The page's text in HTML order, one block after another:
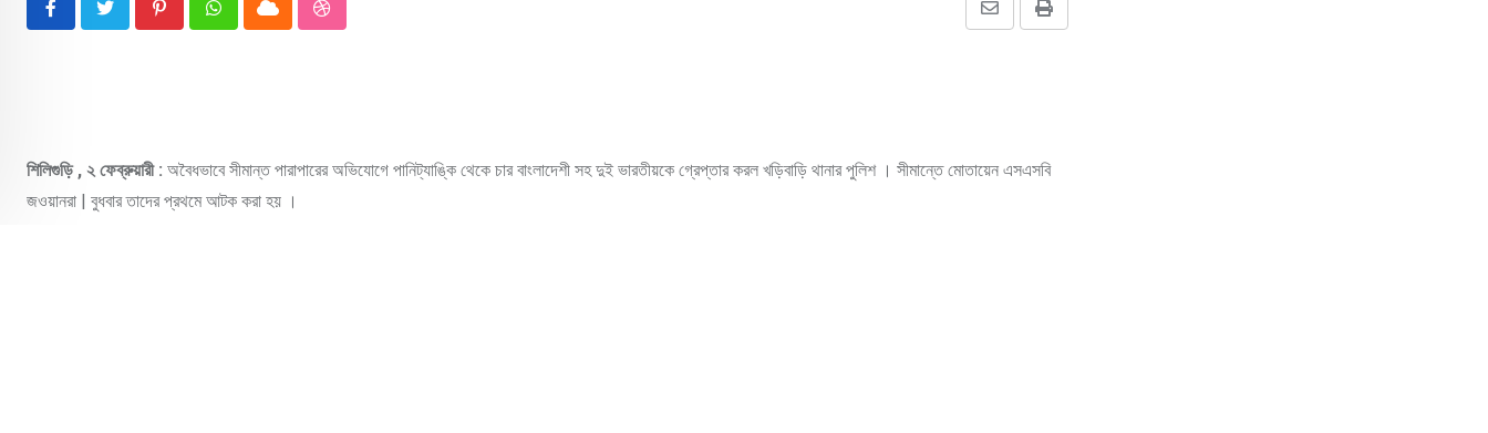
PinterestWhatsappCloud StumbleUpon Print
Share
শিলিগুড়ি , ২ ফেব্রুয়ারী : অবৈধভাবে সীমান্ত পারাপারের অভিযোগে পানিট্যাঙ্কি থেকে চার বাংলাদেশী সহ দুই ভারতীয়কে গ্রেপ্তার করল খড়িবাড়ি থানার পুলিশ । সীমান্তে মোতায়েন এসএসবি
জওয়ানরা | বুধবার তাদের প্রথমে আটক করা হয় ।